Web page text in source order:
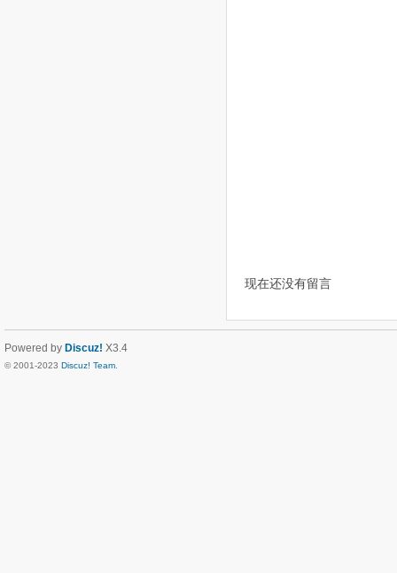
现在还没有留言
Powered by Discuz! X3.4
© 2001-2023 Discuz! Team